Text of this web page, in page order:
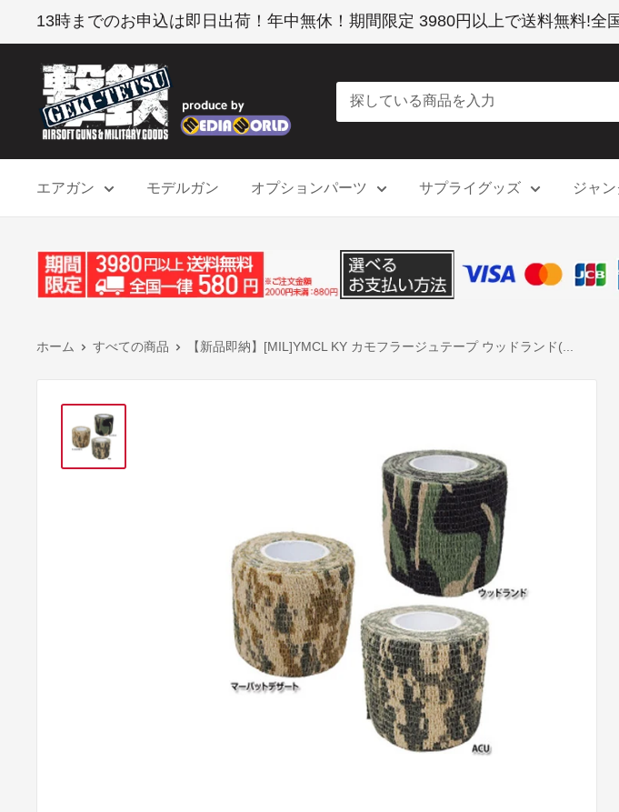
13時までのお申込は即日出荷！年中無休！期間限定 3980円以上で送料無料!全
撃
鉄
エアガン モデルガン オプションパーツ サプライグッズ ジャ
ホーム すべての商品 【新品即納】[MIL]YMCL KY カモフラージュテープ ウッドランド(...